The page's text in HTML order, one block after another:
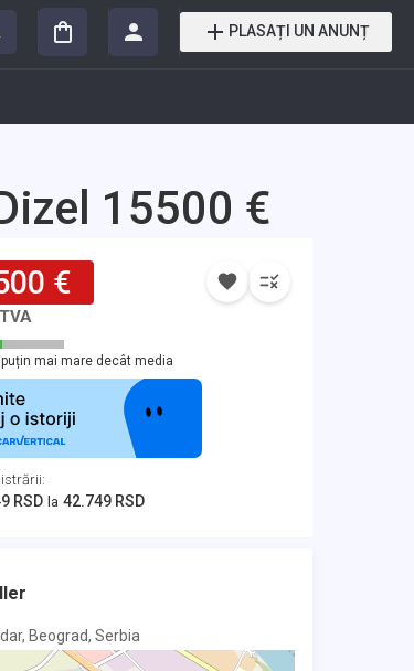
PLASAȚI UN ANUNȚ
15500 €
€
mai mare decât media
:
RSD la 42.749 RSD
Beograd, Serbia